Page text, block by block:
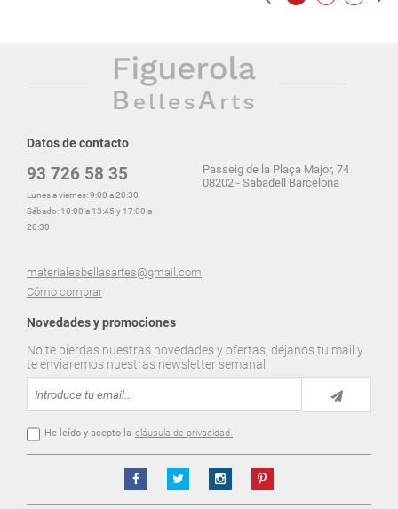
Datos de contacto
93 726 58 35
Lunes a viernes: 9:00 a 20:30
Sábado: 10:00 a 13:45 y 17:00 a
20:30
materialesbellasartes@gmail.com
Cómo comprar
Passeig de la Plaça Major, 74
08202 - Sabadell Barcelona
Novedades y promociones
No te pierdas nuestras novedades y ofertas, déjanos tu mail y
te enviaremos nuestras newsletter semanal.
He leído y acepto la cláusula de privacidad.